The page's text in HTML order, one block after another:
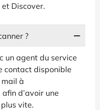
et Discover.
?
un agent du service
contact disponible
à
afin d’avoir une
vite.